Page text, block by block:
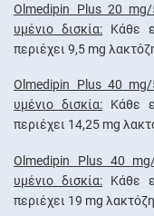
Olmedipin Plus 20
υμένιο δισκία: Κάθε
περιέχει 9,5 mg
Olmedipin Plus 40
υμένιο δισκία: Κάθε
περιέχει 14,25 mg
Olmedipin Plus 40
υμένιο δισκία: Κάθε
περιέχει 19 mg